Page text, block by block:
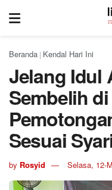
Beranda | Kendal Hari Ini
Jelang Idul
Sembelih
Sesuai
by Rosyid Selasa, 12-